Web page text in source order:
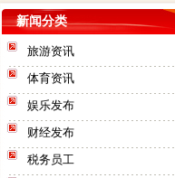
新闻分类
旅游资讯
体育资讯
娱乐发布
财经发布
税务员工
法治日报社：法治日报汇款账